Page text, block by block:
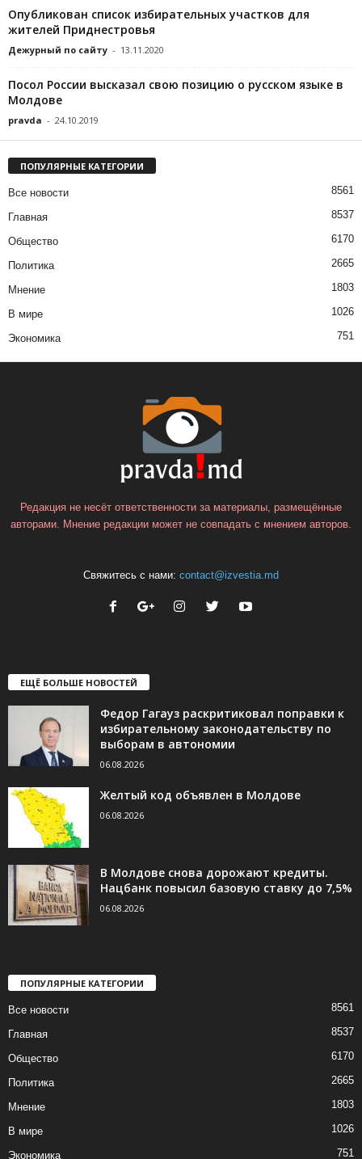
Опубликован список избирательных участков для
жителей Приднестровья
Дежурный по сайту - 13.11.2020
Посол России высказал свою позицию о русском языке в
Молдове
pravda - 24.10.2019
ПОПУЛЯРНЫЕ КАТЕГОРИИ
Все новости 8561
Главная 8537
Общество 6170
Политика 2665
Мнение 1803
В мире 1026
Экономика 751
Редакция не несёт ответственности за материалы, размещённые
авторами. Мнение редакции может не совпадать с мнением авторов.
Свяжитесь с нами: contact@izvestia.md
ЕЩЁ БОЛЬШЕ НОВОСТЕЙ
Федор Гагауз раскритиковал поправки к
избирательному законодательству по
выборам в автономии
06.08.2026
Желтый код объявлен в Молдове
06.08.2026
В Молдове снова дорожают кредиты.
Нацбанк повысил базовую ставку до 7,5%
06.08.2026
ПОПУЛЯРНЫЕ КАТЕГОРИИ
Все новости 8561
Главная 8537
Общество 6170
Политика 2665
Мнение 1803
В мире 1026
Экономика 751